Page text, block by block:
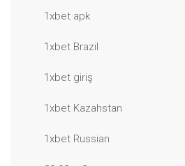
1xbet apk
1xbet Brazil
1xbet giriş
1xbet Kazahstan
1xbet Russian